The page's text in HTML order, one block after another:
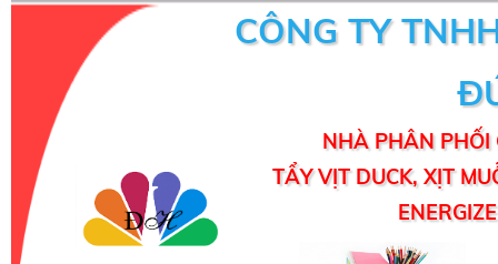
CÔNG TY
NHÀ PHÂN PHỐI
TẨY VỊT DUCK, XỊT